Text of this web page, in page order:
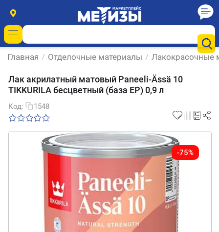
Главная / Отделочные материалы / Лакокрасочные
Лак акрилатный матовый Paneeli-Ässä 10
TIKKURILA бесцветный (база EP) 0,9 л
Код: 1548
-75%